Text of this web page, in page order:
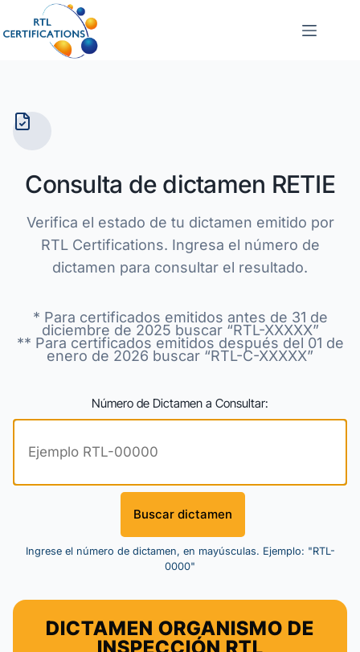
Consulta de dictamen RETIE
Verifica el estado de tu dictamen emitido por
RTL Certifications. Ingresa el número de
dictamen para consultar el resultado.
* Para certificados emitidos antes de 31 de
diciembre de 2025 buscar “RTL-XXXXX”
** Para certificados emitidos después del 01 de
enero de 2026 buscar “RTL-C-XXXXX”
Número de Dictamen a Consultar:
Ingrese el número de dictamen, en mayúsculas. Ejemplo: "RTL-
0000"
DICTAMEN ORGANISMO DE
INSPECCIÓN RTL